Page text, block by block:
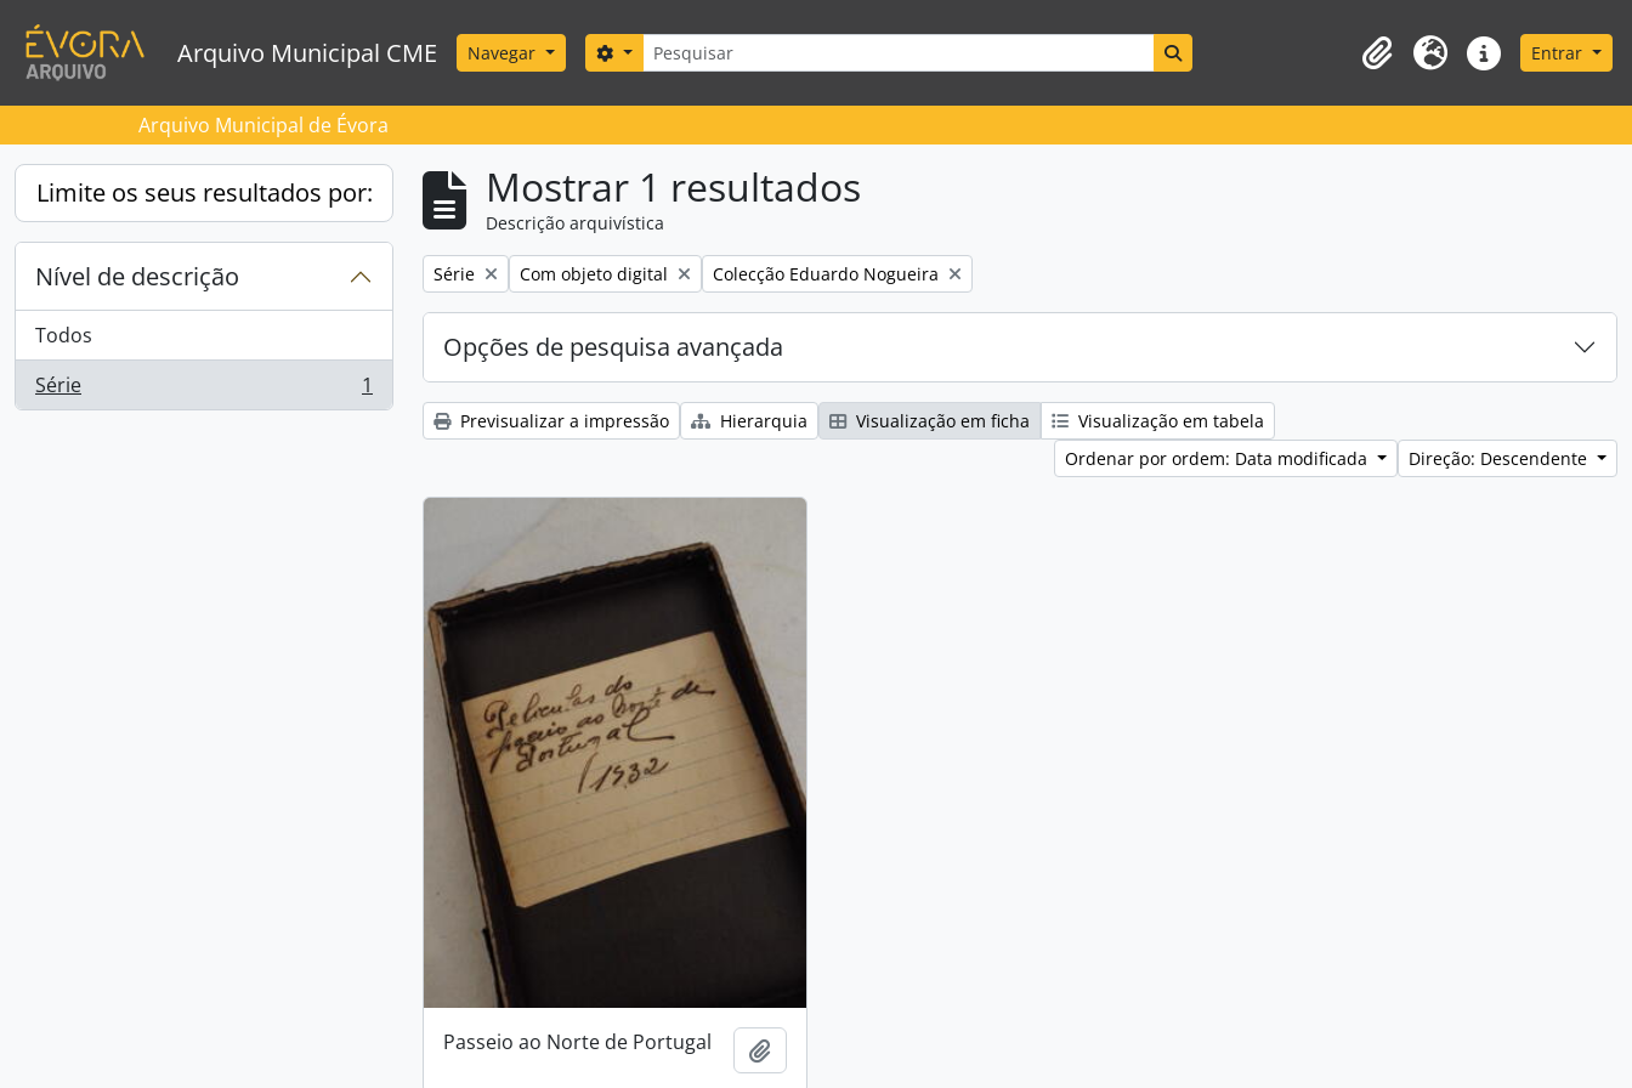
Arquivo Municipal CME Navegar Pesquisar
Search options Search in browse page
Área de transferência
Idioma Ligações rápidas
Entrar
Arquivo Municipal de Évora
Limite os seus resultados por:
Nível de descrição
Todos
Série
, 1 resultados 1
Mostrar 1 resultados
Descrição arquivística
Remove filter:
Série Remove filter:
Com objeto digital Remove filter:
Colecção Eduardo Nogueira
Opções de pesquisa avançada
Previsualizar a impressão Hierarquia Visualização em ficha
Visualização em tabela
Ordenar por ordem: Data modificada
Direção: Descendente
Passeio ao Norte de Portugal